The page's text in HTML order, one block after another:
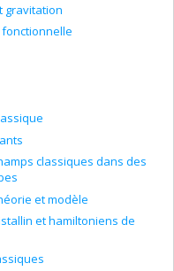
gravitation
classiques dans des
et modèle
et hamiltoniens de